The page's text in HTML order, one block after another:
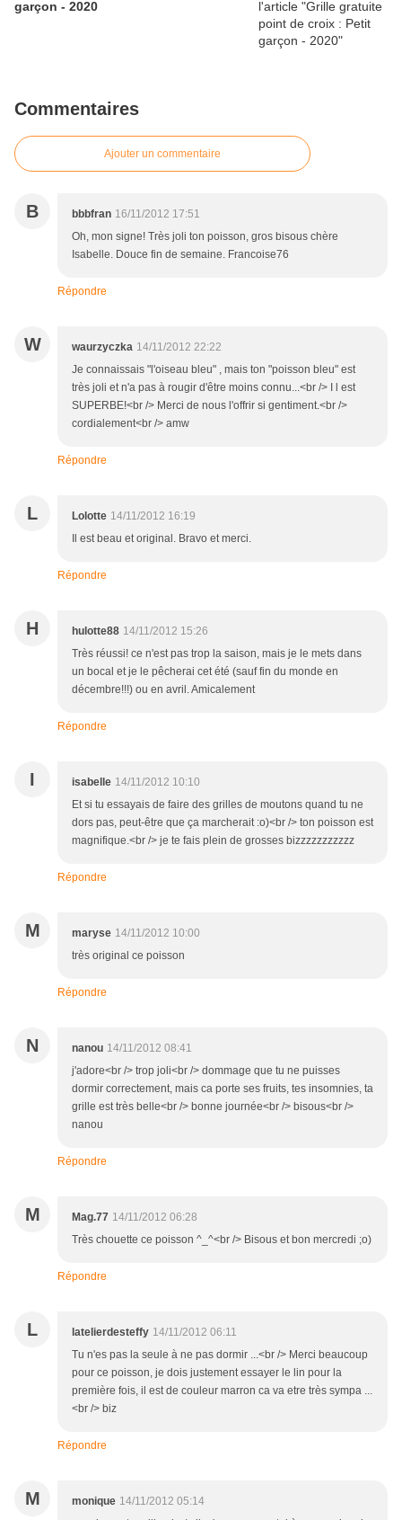
garçon - 2020
Commentaires
Ajouter un commentaire
B bbbfran 16/11/2012 17:51
Oh, mon signe! Très joli ton poisson, gros bisous chère
Isabelle. Douce fin de semaine. Francoise76
Répondre
W waurzyczka 14/11/2012 22:22
Je connaissais "l'oiseau bleu" , mais ton "poisson bleu" est
très joli et n'a pas à rougir d'être moins connu...<br /> I l est
SUPERBE!<br /> Merci de nous l'offrir si gentiment.<br />
cordialement<br /> amw
Répondre
L Lolotte 14/11/2012 16:19
Il est beau et original. Bravo et merci.
Répondre
H hulotte88 14/11/2012 15:26
Très réussi! ce n'est pas trop la saison, mais je le mets dans
un bocal et je le pêcherai cet été (sauf fin du monde en
décembre!!!) ou en avril. Amicalement
Répondre
I isabelle 14/11/2012 10:10
Et si tu essayais de faire des grilles de moutons quand tu ne
dors pas, peut-être que ça marcherait :o)<br /> ton poisson est
magnifique.<br /> je te fais plein de grosses bizzzzzzzzzzz
Répondre
M maryse 14/11/2012 10:00
très original ce poisson
Répondre
N nanou 14/11/2012 08:41
j'adore<br /> trop joli<br /> dommage que tu ne puisses
dormir correctement, mais ca porte ses fruits, tes insomnies, ta
grille est très belle<br /> bonne journée<br /> bisous<br />
nanou
Répondre
M Mag.77 14/11/2012 06:28
Très chouette ce poisson ^_^<br /> Bisous et bon mercredi ;o)
Répondre
L latelierdesteffy 14/11/2012 06:11
Tu n'es pas la seule à ne pas dormir ...<br /> Merci beaucoup
pour ce poisson, je dois justement essayer le lin pour la
première fois, il est de couleur marron ca va etre très sympa ...
<br /> biz
Répondre
M monique 14/11/2012 05:14